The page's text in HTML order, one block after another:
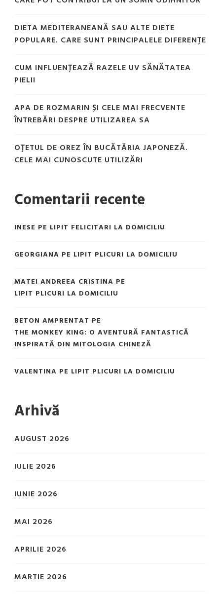
DIETA MEDITERANEANĂ SAU ALTE DIETE
POPULARE. CARE SUNT PRINCIPALELE DIFERENȚE
CUM INFLUENȚEAZĂ RAZELE UV SĂNĂTATEA
PIELII
APA DE ROZMARIN ȘI CELE MAI FRECVENTE
ÎNTREBĂRI DESPRE UTILIZAREA SA
OȚETUL DE OREZ ÎN BUCĂTĂRIA JAPONEZĂ.
CELE MAI CUNOSCUTE UTILIZĂRI
Comentarii recente
INESE PE LIPIT FELICITARI LA DOMICILIU
GEORGIANA PE LIPIT PLICURI LA DOMICILIU
MATEI ANDREEA CRISTINA PE
LIPIT PLICURI LA DOMICILIU
BETON AMPRENTAT PE
THE MONKEY KING: O AVENTURĂ FANTASTICĂ
INSPIRATĂ DIN MITOLOGIA CHINEZĂ
VALENTINA PE LIPIT PLICURI LA DOMICILIU
Arhivă
AUGUST 2026
IULIE 2026
IUNIE 2026
MAI 2026
APRILIE 2026
MARTIE 2026